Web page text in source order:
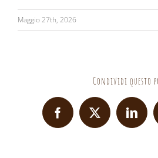
Maggio 27th, 2026
Condividi questo
Facebook
X